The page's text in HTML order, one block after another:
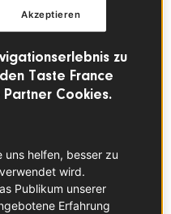
Admiral Hamelin
zwei Jahre später
Vanilla Tahitensis
1880 auf den meisten
Inseln unter dem Wind.
wird durch Stecklinge
mit einer künstlichen
unter Büschen im
ersten Blüten erscheinen
zu
Taste France
Cookies.
uns helfen, besser zu
wird.
Publikum unserer
Erfahrung
Akzeptieren